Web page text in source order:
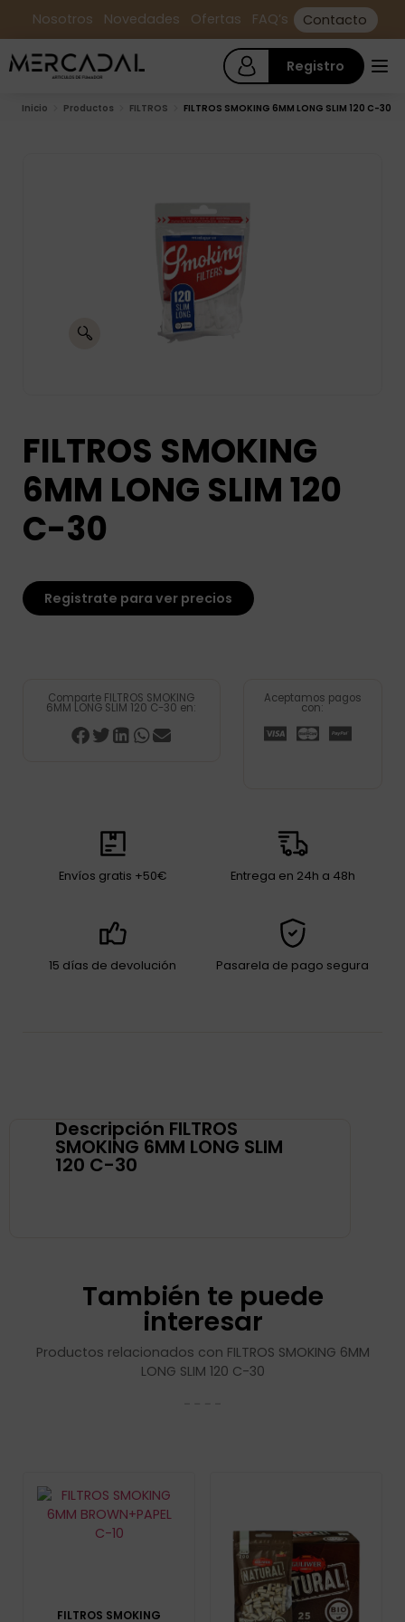
Nosotros Novedades Ofertas FAQ’s Contacto
Registro
Inicio Productos FILTROS FILTROS SMOKING 6MM LONG SLIM 120 C-30
FILTROS SMOKING
6MM LONG SLIM 120
C-30
Registrate para ver precios
Comparte FILTROS SMOKING
6MM LONG SLIM 120 C-30 en:
Aceptamos pagos
con:
Envíos gratis +50€ Entrega en 24h a 48h
15 días de devolución Pasarela de pago segura
Descripción FILTROS
SMOKING 6MM LONG SLIM
120 C-30
También te puede
interesar
Productos relacionados con FILTROS SMOKING 6MM
LONG SLIM 120 C-30
FILTROS SMOKING